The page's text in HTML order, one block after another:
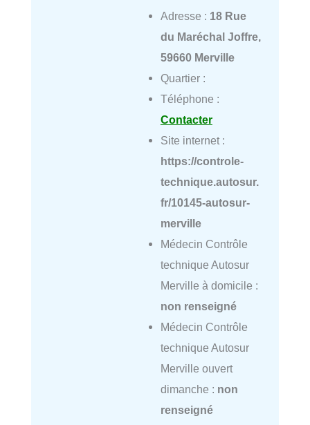
Adresse : 18 Rue
du Maréchal Joffre,
59660 Merville
Quartier :
Téléphone :
Contacter
Site internet :
https://controle-
technique.autosur.
fr/10145-autosur-
merville
Médecin Contrôle
technique Autosur
Merville à domicile :
non renseigné
Médecin Contrôle
technique Autosur
Merville ouvert
dimanche : non
renseigné